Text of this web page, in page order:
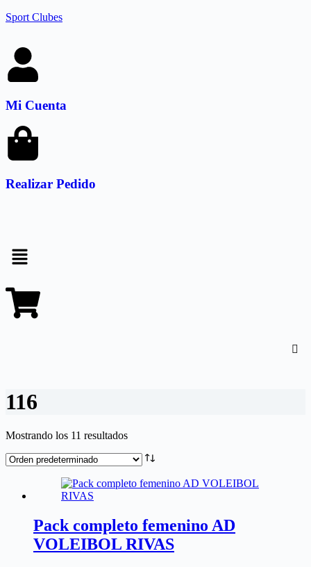
Sport Clubes
Mi Cuenta
Realizar Pedido
116
Mostrando los 11 resultados
Pack completo femenino AD
VOLEIBOL RIVAS